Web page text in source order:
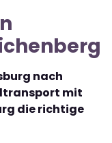
nach
mit
die richtige